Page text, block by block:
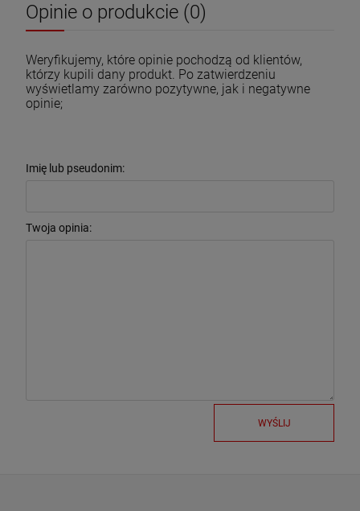
Opinie o produkcie (0)
Weryfikujemy, które opinie pochodzą od klientów,
którzy kupili dany produkt. Po zatwierdzeniu
wyświetlamy zarówno pozytywne, jak i negatywne
opinie;
Imię lub pseudonim:
Twoja opinia:
WYŚLIJ